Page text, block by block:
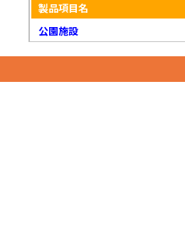
製品項目名
公園施設